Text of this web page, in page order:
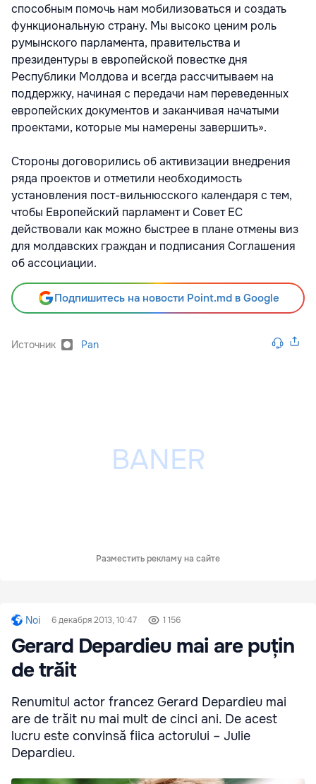
способным помочь нам мобилизоваться и создать
функциональную страну. Мы высоко ценим роль
румынского парламента, правительства и
президентуры в европейской повестке дня
Республики Молдова и всегда рассчитываем на
поддержку, начиная с передачи нам переведенных
европейских документов и заканчивая начатыми
проектами, которые мы намерены завершить».
Стороны договорились об активизации внедрения
ряда проектов и отметили необходимость
установления пост-вильнюсского календаря с тем,
чтобы Европейский парламент и Совет ЕС
действовали как можно быстрее в плане отмены виз
для молдавских граждан и подписания Соглашения
об ассоциации.
Подпишитесь на новости Point.md в Google
Источник Pan
Разместить рекламу на сайте
Noi 6 декабря 2013, 10:47 1 156
Gerard Depardieu mai are puțin
de trăit
Renumitul actor francez Gerard Depardieu mai
are de trăit nu mai mult de cinci ani. De acest
lucru este convinsă fiica actorului – Julie
Depardieu.